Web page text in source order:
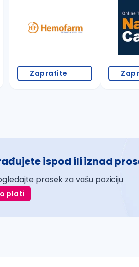
Zapratite
ispod ili iznad
prosek za vašu poziciju
plati